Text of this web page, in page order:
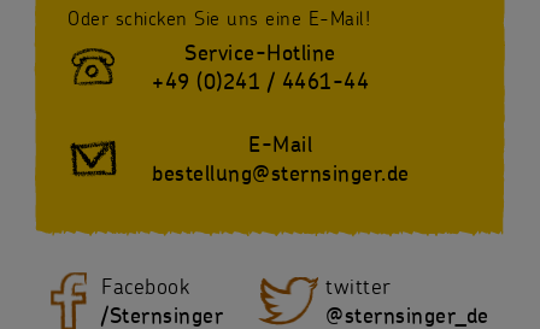
Oder schicken Sie uns eine E-Mail!
Service-Hotline
+49 (0)241 / 4461-44
E-Mail
bestellung@sternsinger.de
Facebook
/Sternsinger
twitter
@sternsinger_de